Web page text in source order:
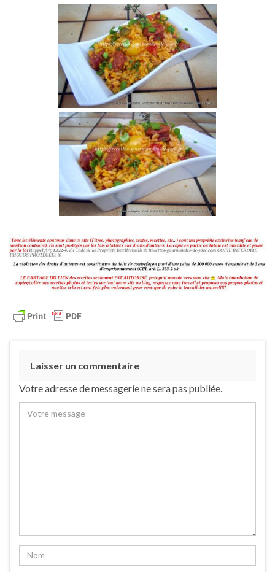
Laisser un commentaire
Votre adresse de messagerie ne sera pas publiée.